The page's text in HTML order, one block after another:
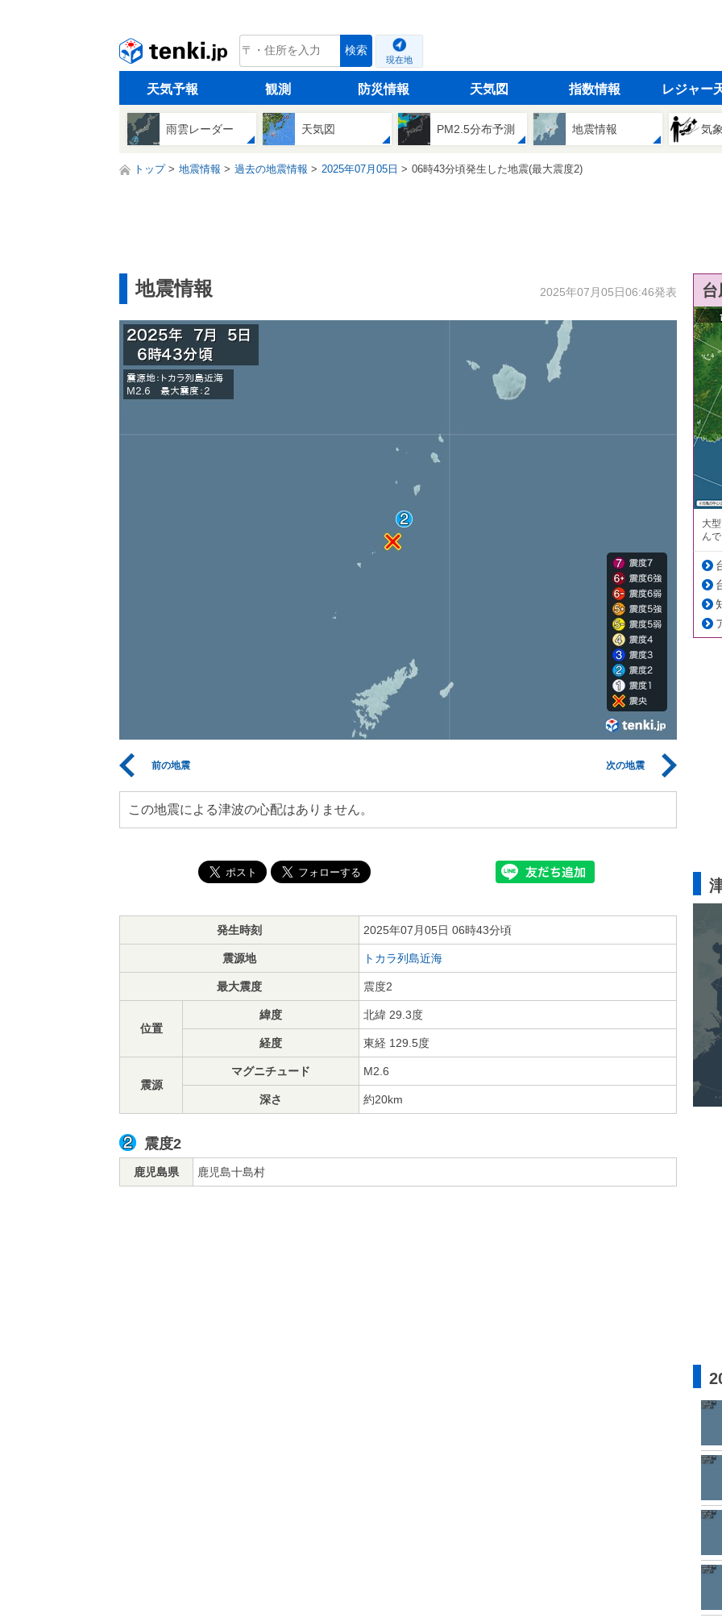
tenki.jp 検索
現在地
天気予報 観測 防災情報 天気図 指数情報 レジャー
雨雲レーダー 天気図 PM2.5分布予測 地震情報 気
トップ 地震情報 過去の地震情報 2025年07月05日 06時43分頃発生した地震(最大震度2)
地震情報 2025年07月05日06:46発表
前の地震 次の地震
この地震による津波の心配はありません。
発生時刻 2025年07月05日 06時43分頃
震源地 トカラ列島近海
最大震度 震度2
位置
緯度 北緯 29.3度
経度 東経 129.5度
震源
マグニチュード M2.6
深さ 約20km
震度2
鹿児島県 鹿児島十島村
大
ん